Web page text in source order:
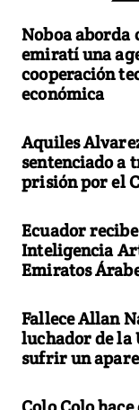
Noboa aborda
emiratí una
cooperación
económica
Aquiles
sentenciado a
prisión por el
Ecuador
Inteligencia
Emiratos
Fallece Allan
luchador de la
sufrir un